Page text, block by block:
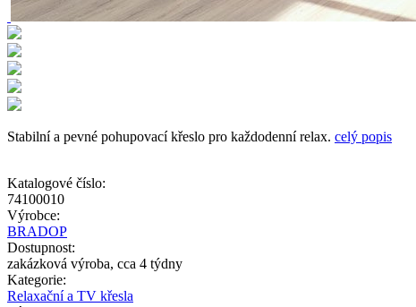
Stabilní a pevné pohupovací křeslo pro každodenní relax. celý popis
Katalogové číslo:
74100010
Výrobce:
BRADOP
Dostupnost:
zakázková výroba, cca 4 týdny
Kategorie:
Relaxační a TV křesla